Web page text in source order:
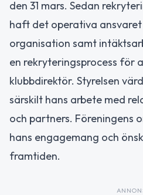
den 31 mars. Sedan
haft det operativa
organisation samt
en rekryteringsprocess för
klubbdirektör. Styrelsen
särskilt hans arbete med
och partners. Föreningens
hans engagemang och
framtiden.